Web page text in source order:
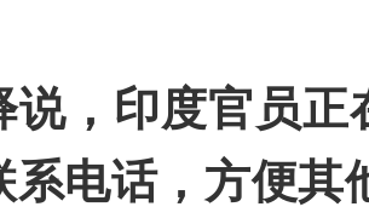
说，印度官员
系电话，方便其